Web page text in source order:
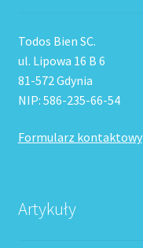
Todos Bien SC.
ul. Lipowa 16 B 6
81-572 Gdynia
NIP: 586-235-66-54
Formularz kontaktowy
Artykuły